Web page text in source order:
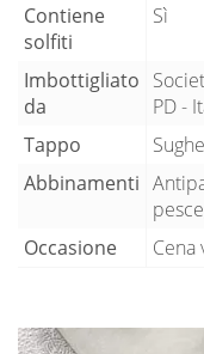
Contiene
solfiti
Sì
Imbottigliato
da
PD -
Tappo
Abbinamenti
Occasione
Cena